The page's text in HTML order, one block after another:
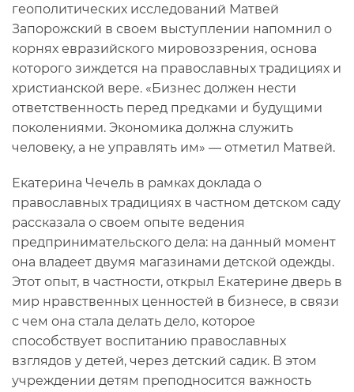
геополитических исследований Матвей
Запорожский в своем выступлении напомнил о
корнях евразийского мировоззрения, основа
которого зиждется на православных традициях и
христианской вере. «Бизнес должен нести
ответственность перед предками и будущими
поколениями. Экономика должна служить
человеку, а не управлять им» — отметил Матвей.
Екатерина Чечель в рамках доклада о
православных традициях в частном детском саду
рассказала о своем опыте ведения
предпринимательского дела: на данный момент
она владеет двумя магазинами детской одежды.
Этот опыт, в частности, открыл Екатерине дверь в
мир нравственных ценностей в бизнесе, в связи
с чем она стала делать дело, которое
способствует воспитанию православных
взглядов у детей, через детский садик. В этом
учреждении детям преподносится важность